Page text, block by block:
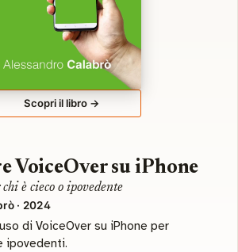
Scopri il libro →
VoiceOver su iPhone
è cieco o ipovedente
· 2024
di VoiceOver su iPhone per
ipovedenti.